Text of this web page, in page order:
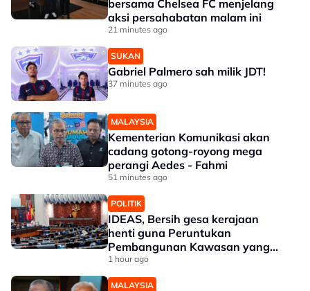
bersama Chelsea FC menjelang
aksi persahabatan malam ini
21 minutes ago
SUKAN
Gabriel Palmero sah milik JDT!
37 minutes ago
MALAYSIA
Kementerian Komunikasi akan
cadang gotong-royong mega
perangi Aedes - Fahmi
51 minutes ago
POLITIK
IDEAS, Bersih gesa kerajaan
henti guna Peruntukan
Pembangunan Kawasan yang
didakwa sebagai alat politik
1 hour ago
MALAYSIA